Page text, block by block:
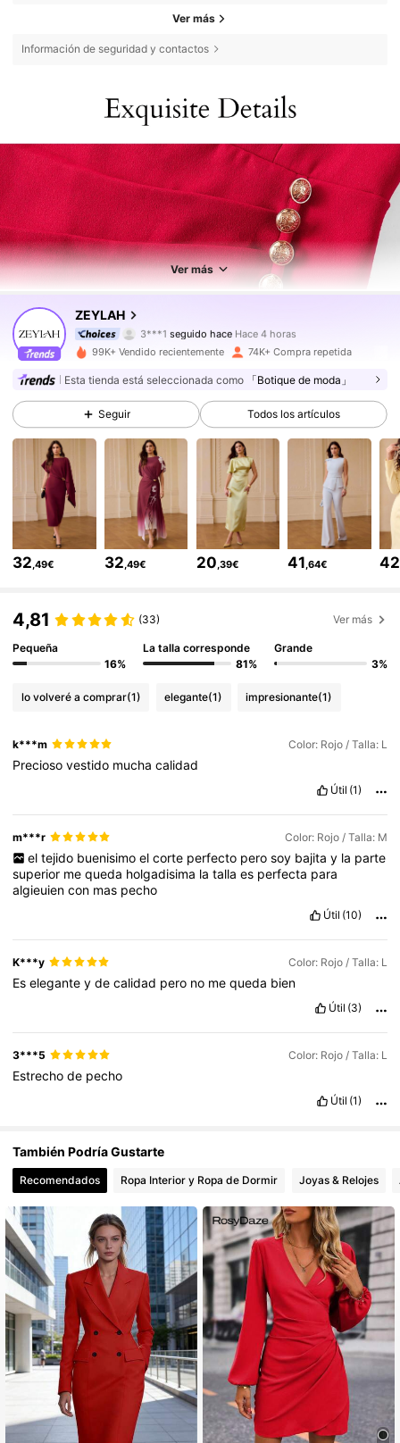
Ver más
Información de seguridad y contactos
Ver más
ZEYLAH
f***aestá navegando
4,77
432K Seguidores
432K Seguidores
4,77 432K Seguidores
4,77 432K Seguidores
4,77 432K Seguidores
432K Seguidores
4,77 432K Seguidores
4,77
99K+ Vendido recientemente 74K+ Compra repetida
Esta tienda está seleccionada como 「Botique de moda」
Seguir Todos los artículos
32,49€ 32,49€ 20,39€ 41,64€ 42
4,81 (33) Ver más
Pequeña
16%
La talla corresponde
81%
Grande
3%
lo volveré a comprar(1) elegante(1) impresionante(1)
k***m Color: Rojo / Talla: L
Preciosovestido muchacalidad
Útil (1)
m***r Color: Rojo / Talla: M
el tejido buenisimo el corte perfecto pero soy bajita y la parte
superior mequeda holgadisima latallaes perfecta para
algieuiencon mas pecho
Útil (10)
K***y Color: Rojo / Talla: L
Eseleganteydecalidad pero no mequeda bien
Útil (3)
3***5 Color: Rojo / Talla: L
Estrechode pecho
Útil (1)
También Podría Gustarte
Recomendados Ropa Interior y Ropa de Dormir Joyas & Relojes